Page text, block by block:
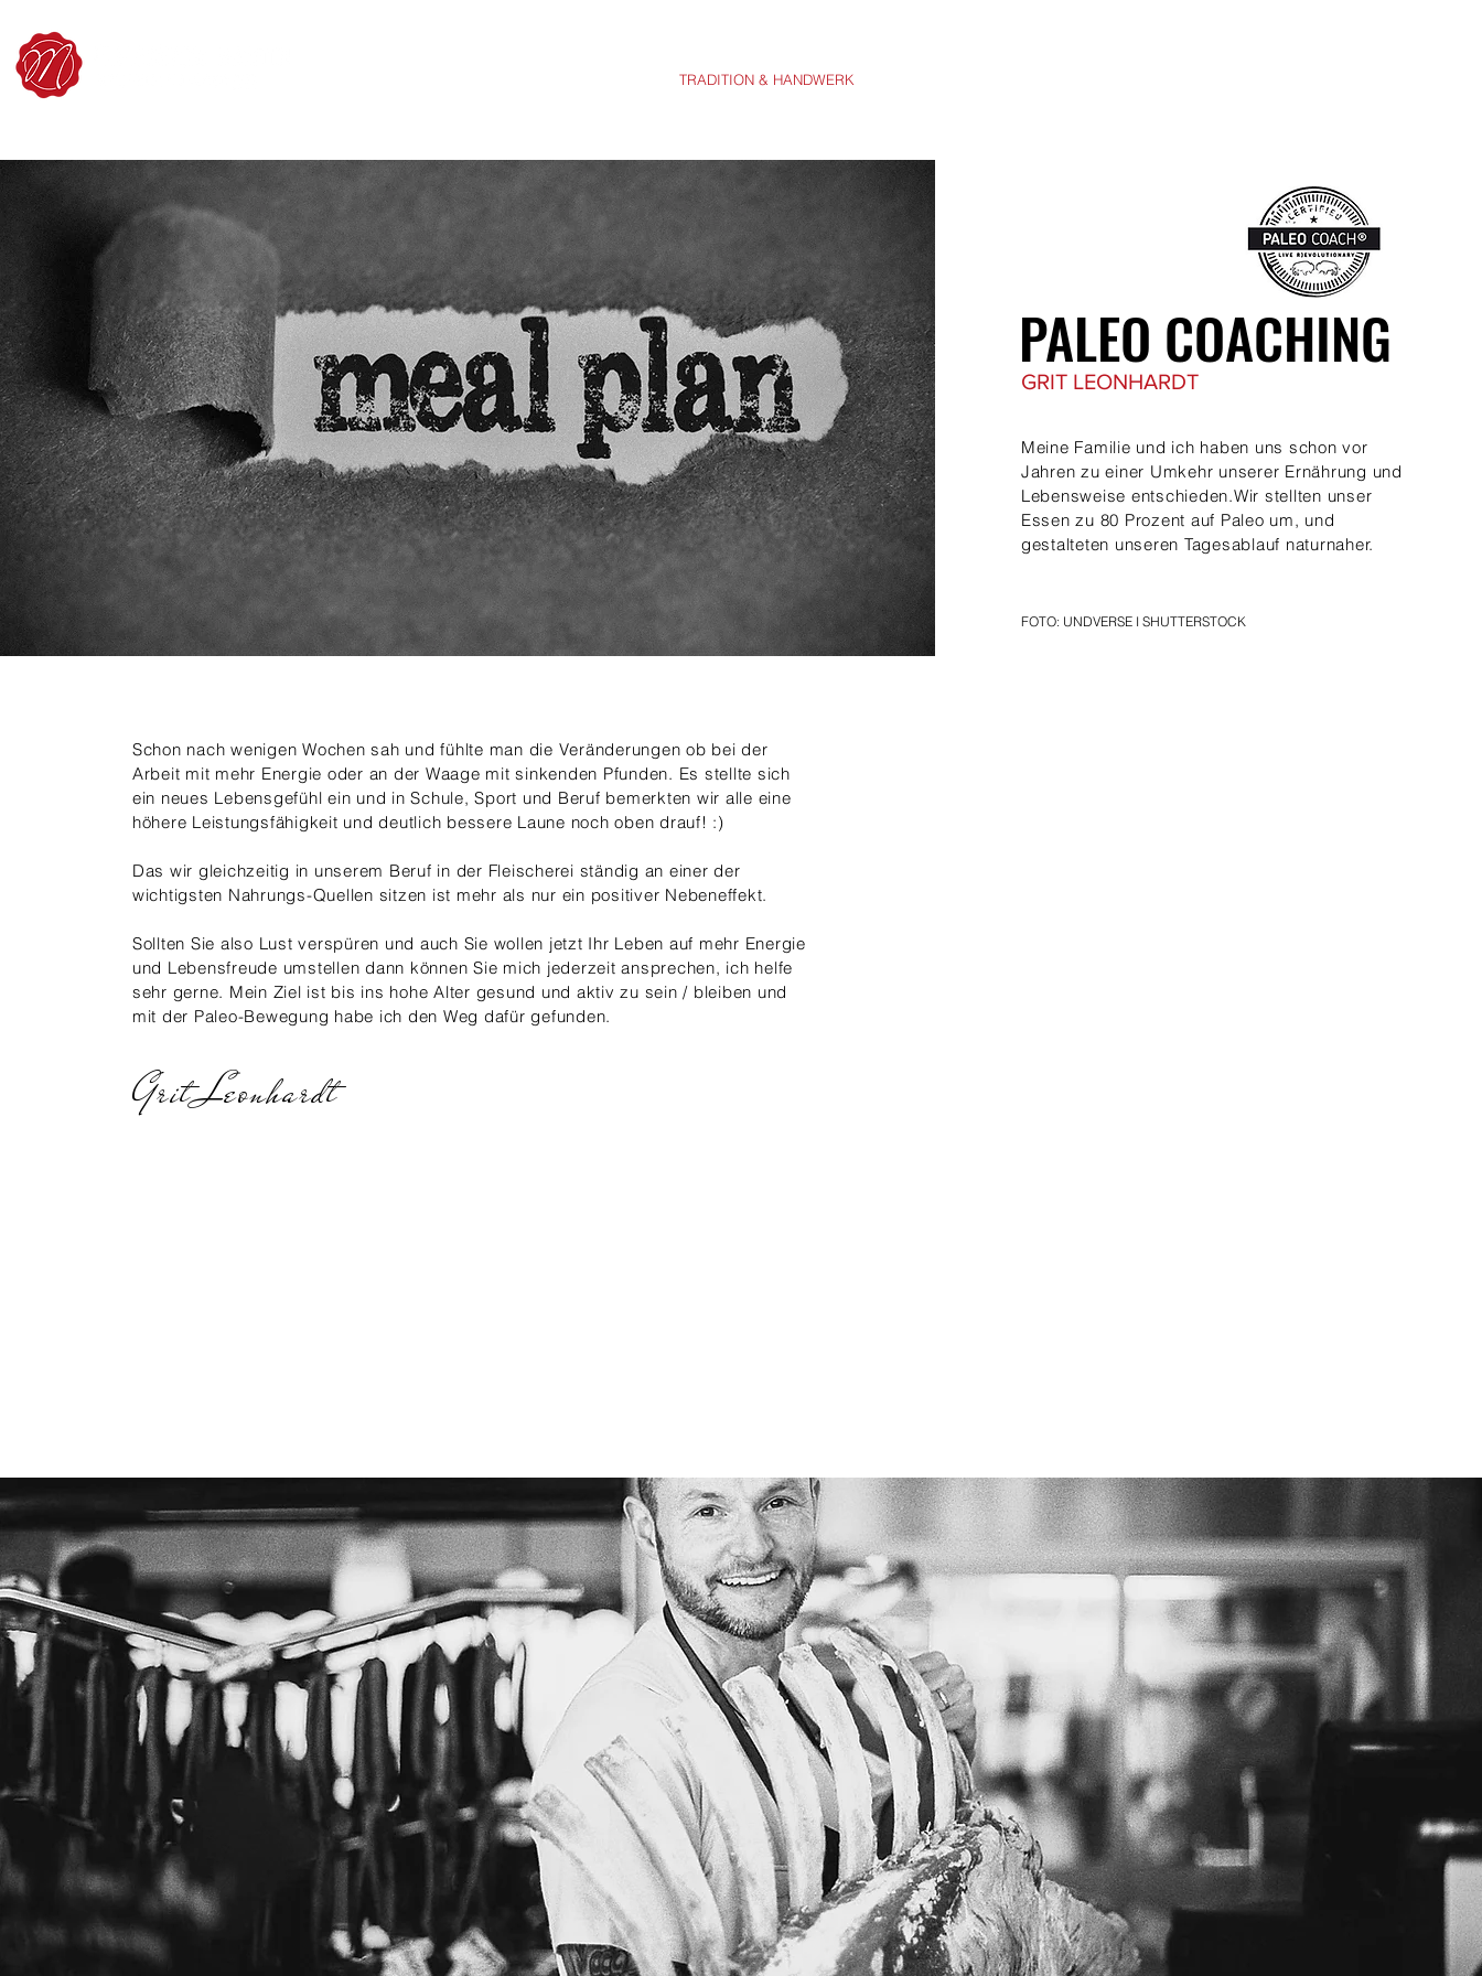
TRADITION & HANDWERK
PALEO COACHING
GRIT LEONHARDT
Meine Familie und ich haben uns schon vor
Jahren zu einer Umkehr unserer Ernährung und
Lebensweise entschieden.Wir stellten unser
Essen zu 80 Prozent auf Paleo um, und
gestalteten unseren Tagesablauf naturnaher.
FOTO: UNDVERSE I SHUTTERSTOCK
Schon nach wenigen Wochen sah und fühlte man die Veränderungen ob bei der
Arbeit mit mehr Energie oder an der Waage mit sinkenden Pfunden. Es stellte sich
ein neues Lebensgefühl ein und in Schule, Sport und Beruf bemerkten wir alle eine
höhere Leistungsfähigkeit und deutlich bessere Laune noch oben drauf! :)
Das wir gleichzeitig in unserem Beruf in der Fleischerei ständig an einer der
wichtigsten Nahrungs-Quellen sitzen ist mehr als nur ein positiver Nebeneffekt.
Sollten Sie also Lust verspüren und auch Sie wollen jetzt Ihr Leben auf mehr Energie
und Lebensfreude umstellen dann können Sie mich jederzeit ansprechen, ich helfe
sehr gerne. Mein Ziel ist bis ins hohe Alter gesund und aktiv zu sein / bleiben und
mit der Paleo-Bewegung habe ich den Weg dafür gefunden.
Grit Leonhardt